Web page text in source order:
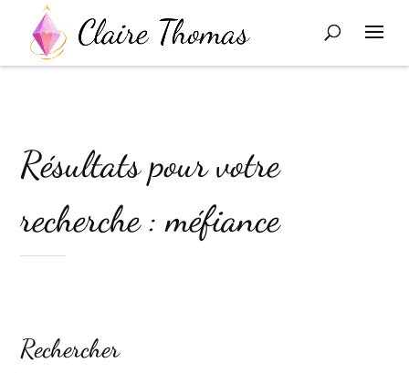
Résultats pour votre
recherche : méfiance
Rechercher